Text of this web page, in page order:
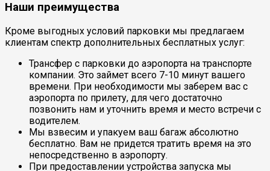
Наши преимущества
Кроме выгодных условий парковки мы предлагаем
клиентам спектр дополнительных бесплатных услуг:
Трансфер с парковки до аэропорта на транспорте
компании. Это займет всего 7-10 минут вашего
времени. При необходимости мы заберем вас с
аэропорта по прилету, для чего достаточно
позвонить нам и уточнить время и место встречи с
водителем.
Мы взвесим и упакуем ваш багаж абсолютно
бесплатно. Вам не придется тратить время на это
непосредственно в аэропорту.
При предоставлении устройства запуска мы